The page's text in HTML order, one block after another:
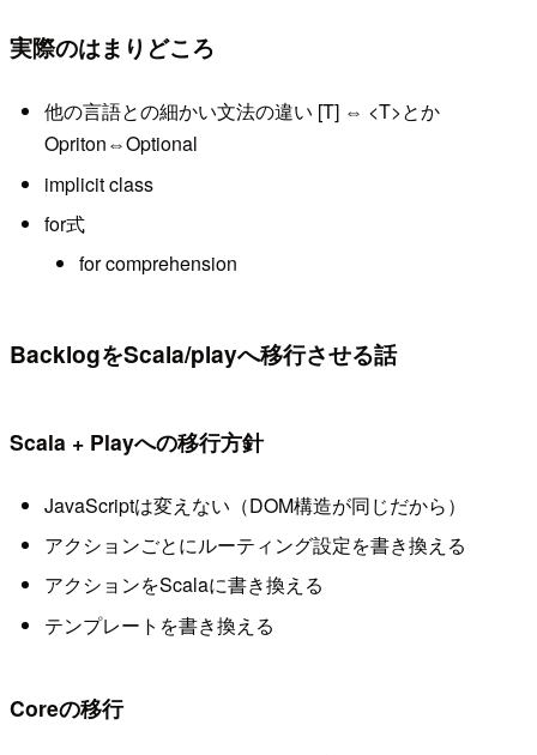
実際のはまりどころ
他の言語との細かい文法の違い [T] ⇔ <T>とか
Opriton⇔Optional
implicit class
for式
for comprehension
BacklogをScala/playへ移行させる話
Scala + Playへの移行方針
JavaScriptは変えない（DOM構造が同じだから）
アクションごとにルーティング設定を書き換える
アクションをScalaに書き換える
テンプレートを書き換える
Coreの移行